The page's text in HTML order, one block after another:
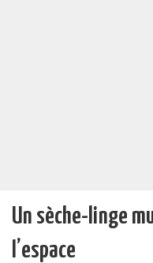
Un sèche-linge
l’espace